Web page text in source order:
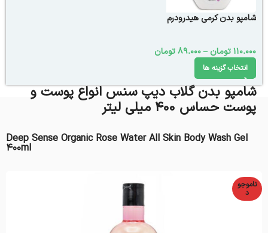
شامپو بدن کرمی هیدرودرم
110.000تومان –
89.000تومان
انتخاب گزینه ها
شامپو بدن گلاب دیپ سنس انواع پوست و
پوست حساس 400 میلی لیتر
Deep Sense Organic Rose Water All Skin Body Wash Gel
400ml
ناموجو
د